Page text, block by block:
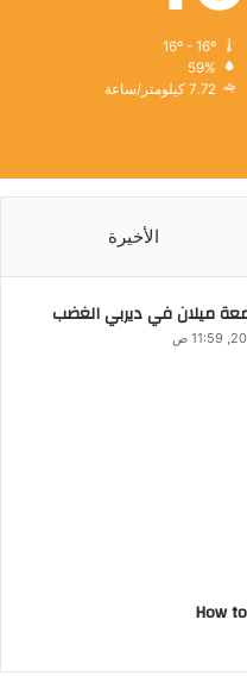
59%
7.72 كيلومتر/ساعة
الأخيرة
ميلان في ديربي الغضب
How